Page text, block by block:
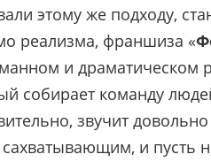
этому же подходу,
реализма, франшиза «
и драматическом
собирает команду
звучит
и пусть